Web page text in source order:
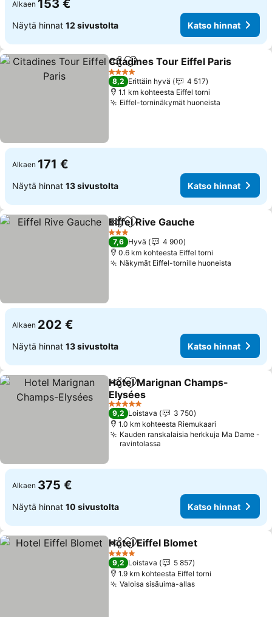
Alkaen 153 €
Näytä hinnat 12 sivustolta Katso hinnat
Jaa Lisää suosikkeihin
Citadines Tour Eiffel Paris
4 Tähtiluokitus
8,2 Erittäin hyvä
4 517
1.1 km kohteesta Eiffel torni
Eiffel-torninäkymät huoneista
Alkaen 171 €
Näytä hinnat 13 sivustolta Katso hinnat
Jaa Lisää suosikkeihin
Eiffel Rive Gauche
3 Tähtiluokitus
7,6 Hyvä
4 900
0.6 km kohteesta Eiffel torni
Näkymät Eiffel-tornille huoneista
Alkaen 202 €
Näytä hinnat 13 sivustolta Katso hinnat
Jaa Lisää suosikkeihin
Hotel Marignan Champs-
Elysées
5 Tähtiluokitus
9,2 Loistava
3 750
1.0 km kohteesta Riemukaari
Kauden ranskalaisia herkkuja Ma Dame -
ravintolassa
Alkaen 375 €
Näytä hinnat 10 sivustolta Katso hinnat
Jaa Lisää suosikkeihin
Hotel Eiffel Blomet
4 Tähtiluokitus
9,2 Loistava
5 857
1.9 km kohteesta Eiffel torni
Valoisa sisäuima-allas